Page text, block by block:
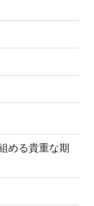
める貴重な期